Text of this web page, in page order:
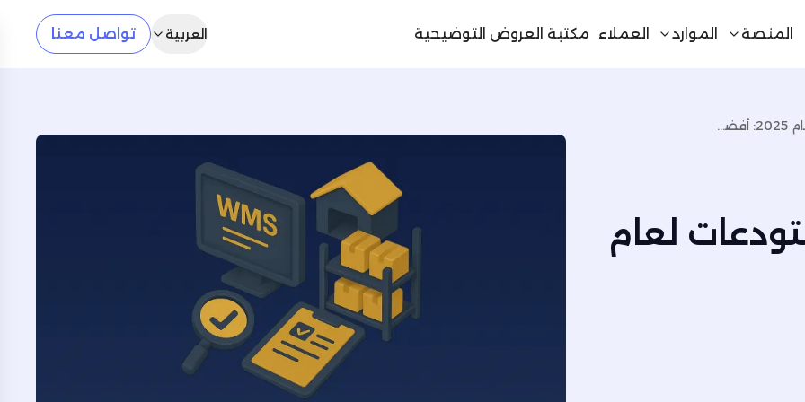
المنصة الموارد العملاء مكتبة العروض التوضيحية العربية تواصل معنا
أفضل أنظمة إدارة المستودعات لعام 2025: أفضل الحلول
لعام